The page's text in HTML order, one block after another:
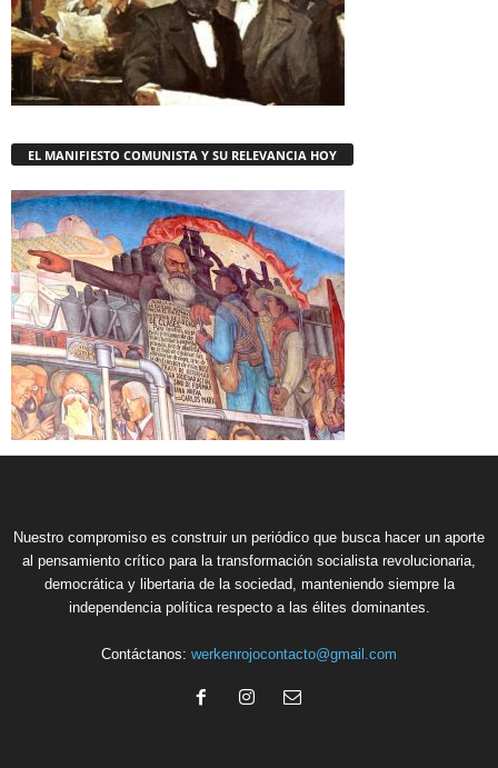
EL MANIFIESTO COMUNISTA Y SU RELEVANCIA HOY
Nuestro compromiso es construir un periódico que busca hacer un aporte
al pensamiento crítico para la transformación socialista revolucionaria,
democrática y libertaria de la sociedad, manteniendo siempre la
independencia política respecto a las élites dominantes.
Contáctanos: werkenrojocontacto@gmail.com